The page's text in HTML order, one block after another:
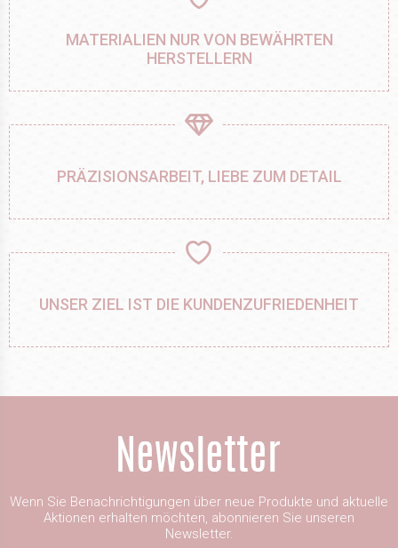
MATERIALIEN NUR VON BEWÄHRTEN
HERSTELLERN
PRÄZISIONSARBEIT, LIEBE ZUM DETAIL
UNSER ZIEL IST DIE KUNDENZUFRIEDENHEIT
Wenn Sie Benachrichtigungen über neue Produkte und aktuelle
Aktionen erhalten möchten, abonnieren Sie unseren
Newsletter.